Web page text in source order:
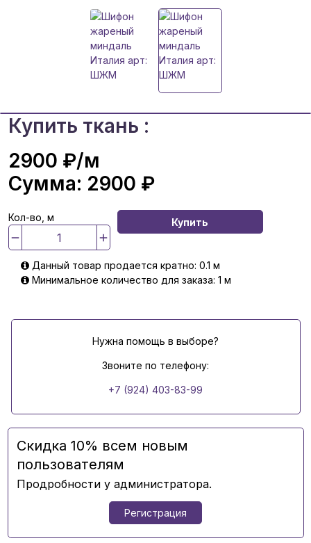
Купить ткань :
2900 ₽/м
Сумма: 2900 ₽
Кол-во, м Купить
Данный товар продается кратно: 0.1 м
Минимальное количество для заказа: 1 м
Нужна помощь в выборе?
Звоните по телефону:
+7 (924) 403-83-99
Скидка 10% всем новым
пользователям
Продробности у администратора.
Регистрация